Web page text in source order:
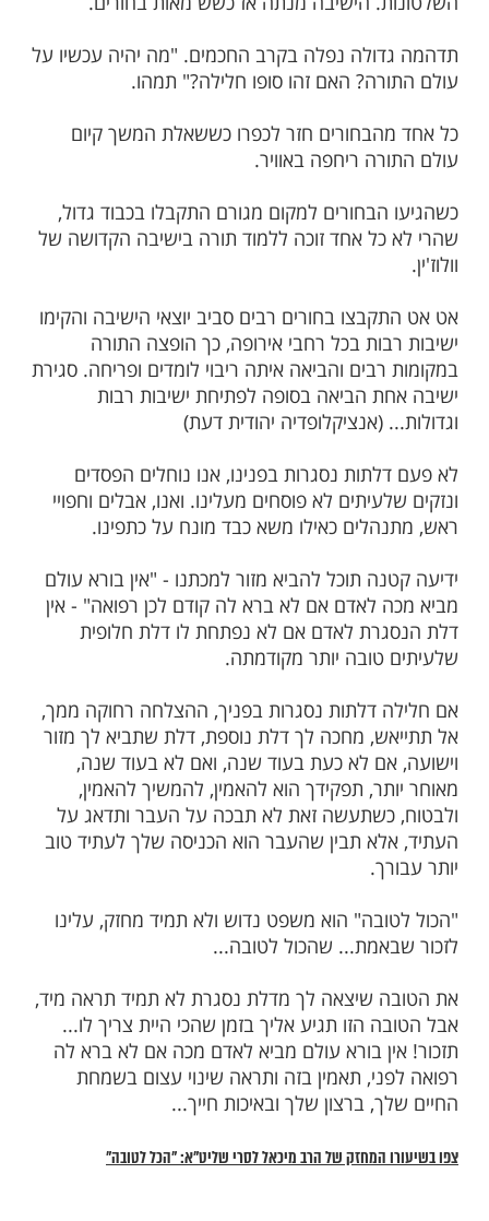
של בעלי כישרונות, עילויים וגאונים שבאו
לימוד וחינוך שונים. הם היו בעלי השקפות
שנה נסגרה ישיבת וולוז'ין על ידי שלטונות
שראשי הישיבה סירבו להכניס לתוכנית
בישיבה לימודי חול ושפות זרות כנדרש מטעם
הישיבה מנתה אז כשש מאות בחורים.
נפלה בקרב החכמים. "מה יהיה עכשיו על
האם זהו סופו חלילה?" תמהו.
חזר לכפרו כששאלת המשך קיום
ריחפה באוויר.
למקום מגורם התקבלו בכבוד גדול,
אחד זוכה ללמוד תורה בישיבה הקדושה של
בחורים רבים סביב יוצאי הישיבה והקימו
בכל רחבי אירופה, כך הופצה התורה
והביאה איתה ריבוי לומדים ופריחה. סגירת
הביאה בסופה לפתיחת ישיבות רבות
(אנציקלופדיה יהודית דעת)
לא פוסחים מעלינו. ואנו, אבלים וחפויי
כאילו משא כבד מונח על כתפינו.
תוכל להביא מזור למכתנו - "אין בורא עולם
לאדם אם לא ברא לה קודם לכן רפואה" - אין
לאדם אם לא נפתחת לו דלת חלופית
יותר מקודמתה.